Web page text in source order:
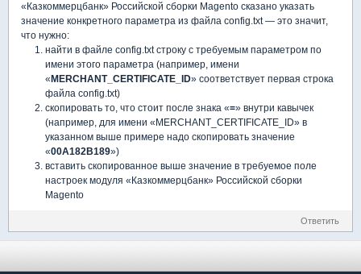
«Казкоммерцбанк» Российской сборки Magento сказано указать
значение конкретного параметра из файла config.txt — это значит,
что нужно:
найти в файле config.txt строку с требуемым параметром по
имени этого параметра (например, имени
« MERCHANT_CERTIFICATE_ID» соответствует первая строка
файла config.txt)
скопировать то, что стоит после знака «=» внутри кавычек
(например, для имени «MERCHANT_CERTIFICATE_ID» в
указанном выше примере надо скопировать значение
«00A182B189»)
вставить скопированное выше значение в требуемое поле
настроек модуля «Казкоммерцбанк» Российской сборки
Magento
Ответить